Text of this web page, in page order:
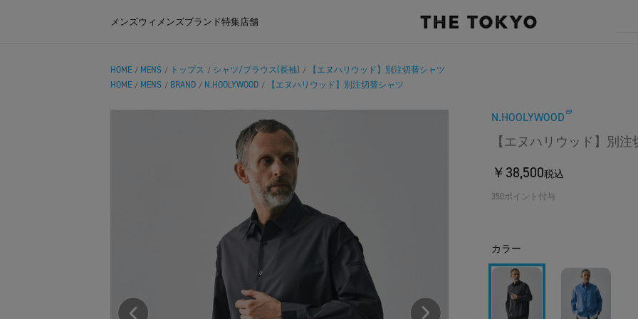
メンズウィメンズブランド特集店舗
HOME / MENS / トップス / シャツ/ブラウス(長袖) /
【エヌハリウッド】別注切替シャツ
HOME / MENS / BRAND / N.HOOLYWOOD / 【エヌハリウッド】別注切替シャツ
N.HOOLYWOOD
【エヌハリウッド】別
￥38,500税込
350ポイント付与
カラー